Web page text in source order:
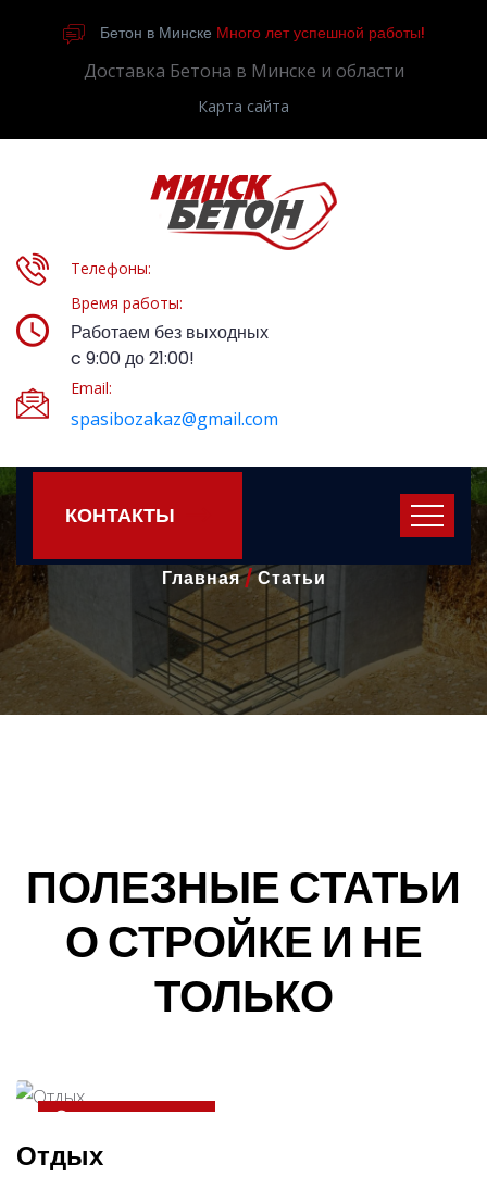
Бетон в Минске Много лет успешной работы!
Доставка Бетона в Минске и области
Карта сайта
Телефоны:
Время работы:
Работаем без выходных
c 9:00 до 21:00!
Email:
spasibozakaz@gmail.com
КОНТАКТЫСтатьи
Главная/Статьи
ПОЛЕЗНЫЕ СТАТЬИ
О СТРОЙКЕ И НЕ
ТОЛЬКО
20-04-2025 13:06:00
Отдых